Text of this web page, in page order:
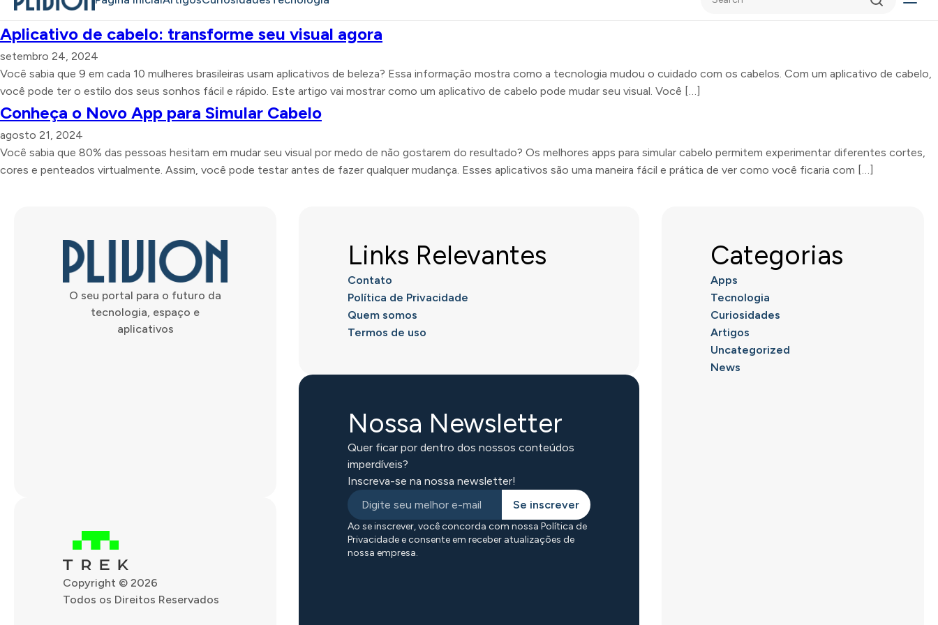
Aplicativo de cabelo: transforme seu visual agora
setembro 24, 2024
Você sabia que 9 em cada 10 mulheres brasileiras usam aplicativos de beleza? Essa informação mostra como a tecnologia mudou o cuidado com os cabelos. Com um aplicativo de cabelo,
você pode ter o estilo dos seus sonhos fácil e rápido. Este artigo vai mostrar como um aplicativo de cabelo pode mudar seu visual. Você […]
Conheça o Novo App para Simular Cabelo
agosto 21, 2024
Você sabia que 80% das pessoas hesitam em mudar seu visual por medo de não gostarem do resultado? Os melhores apps para simular cabelo permitem experimentar diferentes cortes,
cores e penteados virtualmente. Assim, você pode testar antes de fazer qualquer mudança. Esses aplicativos são uma maneira fácil e prática de ver como você ficaria com […]
O seu portal para o futuro da
tecnologia, espaço e
aplicativos
Copyright © 2026
Todos os Direitos Reservados
Links Relevantes
Contato
Política de Privacidade
Quem somos
Termos de uso
Nossa Newsletter
Quer ficar por dentro dos nossos conteúdos
imperdíveis?
Inscreva-se na nossa newsletter!
Se inscrever
Ao se inscrever, você concorda com nossa Política de
Privacidade e consente em receber atualizações de
nossa empresa.
Categorias
Apps
Tecnologia
Curiosidades
Artigos
Uncategorized
News